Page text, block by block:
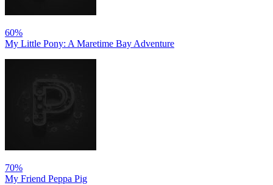
60%
My Little Pony: A Maretime Bay Adventure
70%
My Friend Peppa Pig